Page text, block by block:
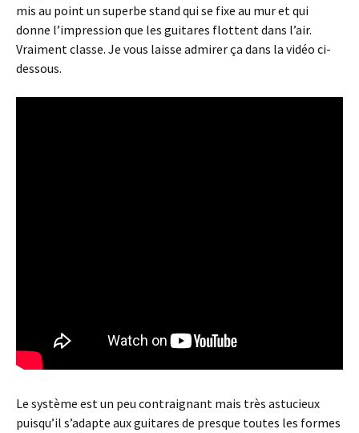
mis au point un superbe stand qui se fixe au mur et qui
donne l’impression que les guitares flottent dans l’air.
Vraiment classe. Je vous laisse admirer ça dans la vidéo ci-
dessous.
Le système est un peu contraignant mais très astucieux
puisqu’il s’adapte aux guitares de presque toutes les formes